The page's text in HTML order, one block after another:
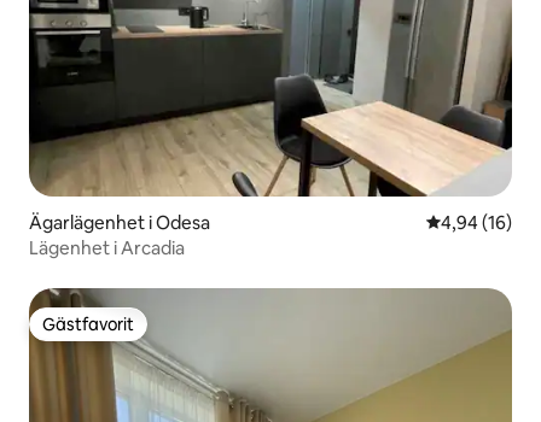
Ägarlägenhet i Odesa 4,94 av 5 i
4,94 (16)
Lägenhet i Arcadia
Gästfavorit
Gästfavorit